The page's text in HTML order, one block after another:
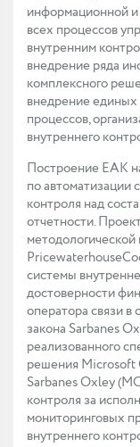
информационной
всех процессов
внутренним
внедрение ряда
комплексного
внедрение
процессов,
внутреннего
Построение ЕАК
по автоматизации
контроля над
отчетности.
системы
достоверности
оператора связи в
закона Sarbanes
реализованного
решения
Sarbanes Oxley
контроля за
мониторинговых
внутреннего